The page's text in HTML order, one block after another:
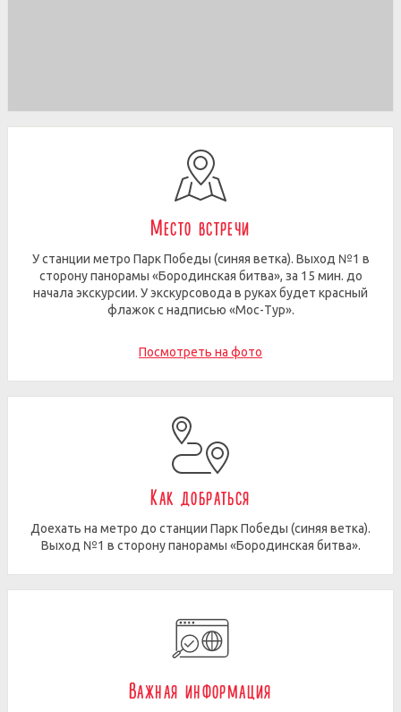
Место встречи
У станции метро Парк Победы (синяя ветка). Выход №1 в
сторону панорамы «Бородинская битва», за 15 мин. до
начала экскурсии. У экскурсовода в руках будет красный
флажок с надписью «Мос-Тур».
Посмотреть на фото
Как добраться
Доехать на метро до станции Парк Победы (синяя ветка).
Выход №1 в сторону панорамы «Бородинская битва».
Важная информация